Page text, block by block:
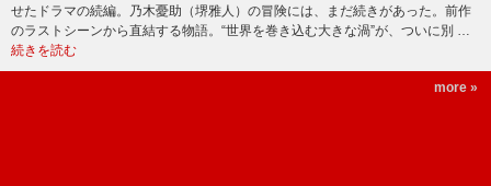
せたドラマの続編。乃木憂助（堺雅人）の冒険には、まだ続きがあった。前作
のラストシーンから直結する物語。“世界を巻き込む大きな渦”が、ついに別 …
続きを読む
more »